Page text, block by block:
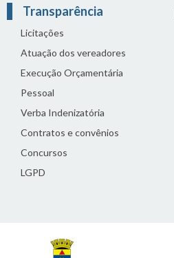
Transparência
Licitações
Atuação dos vereadores
Execução Orçamentária
Pessoal
Verba Indenizatória
Contratos e convênios
Concursos
LGPD